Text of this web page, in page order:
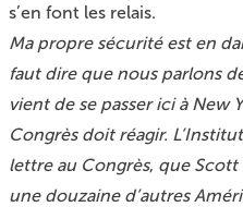
s’en font les relais.
Ma propre sécurité est en
faut dire que nous parlons
vient de se passer ici à New
Congrès doit réagir.
lettre au Congrès, que Scott
une douzaine d’autres